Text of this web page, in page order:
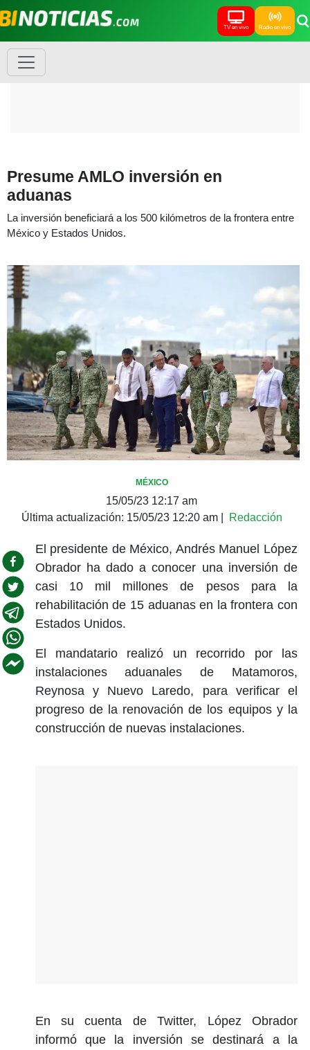
TV en vivo Radio en vivo
Presume AMLO inversión en
aduanas
La inversión beneficiará a los 500 kilómetros de la frontera entre
México y Estados Unidos.
MÉXICO
15/05/23 12:17 am
Última actualización: 15/05/23 12:20 am| Redacción
El presidente de México, Andrés Manuel López
Obrador ha dado a conocer una inversión de
casi 10 mil millones de pesos para la
rehabilitación de 15 aduanas en la frontera con
Estados Unidos.
El mandatario realizó un recorrido por las
instalaciones aduanales de Matamoros,
Reynosa y Nuevo Laredo, para verificar el
progreso de la renovación de los equipos y la
construcción de nuevas instalaciones.
En su cuenta de Twitter, López Obrador
informó que la inversión se destinará a la